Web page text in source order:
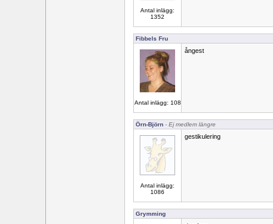
Antal inlägg:
1352
Fibbels Fru
Antal inlägg: 108
ångest
Örn-Björn - Ej medlem längre
Antal inlägg:
1086
gestikulering
Grymming